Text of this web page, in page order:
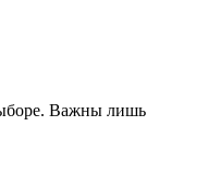
Важны лишь